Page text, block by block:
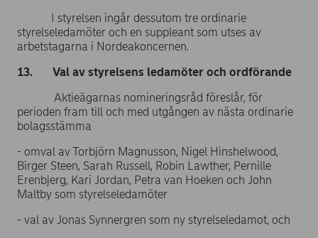
I styrelsen ingår dessutom tre ordinarie
styrelseledamöter och en suppleant som utses av
arbetstagarna i Nordeakoncernen.
13. Val av styrelsens ledamöter och ordförande
Aktieägarnas nomineringsråd föreslår, för
perioden fram till och med utgången av nästa ordinarie
bolagsstämma
- omval av Torbjörn Magnusson, Nigel Hinshelwood,
Birger Steen, Sarah Russell, Robin Lawther, Pernille
Erenbjerg, Kari Jordan, Petra van Hoeken och John
Maltby som styrelseledamöter
- val av Jonas Synnergren som ny styrelseledamot, och